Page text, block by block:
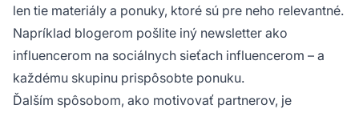
len tie materiály a ponuky, ktoré sú pre neho relevantné.
Napríklad blogerom pošlite iný newsletter ako
influencerom na sociálnych sieťach influencerom – a
každému skupinu prispôsobte ponuku.
Ďalším spôsobom, ako motivovať partnerov, je